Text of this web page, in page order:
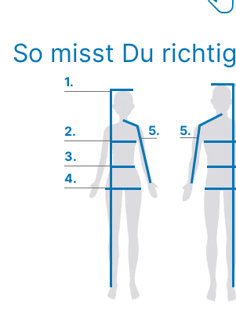
So misst Du richtig
1.
2.
3.
4.
5. 5.